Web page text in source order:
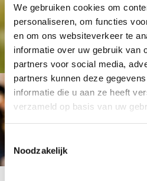
We gebruiken cookies om
personaliseren, om functies
en om ons websiteverkeer te
informatie over uw gebruik van
partners voor social media,
partners kunnen deze
informatie die u aan ze heeft
verzameld op basis van uw
Noodzakelijk
TMS -